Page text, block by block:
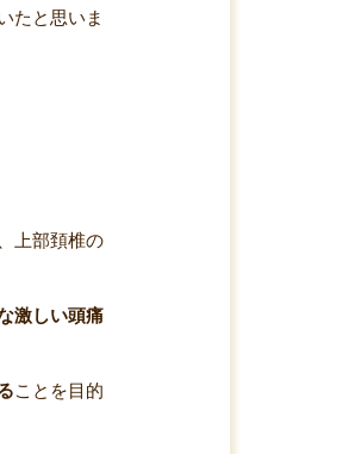
たと思いま
上部頚椎の
激しい頭痛
ことを目的